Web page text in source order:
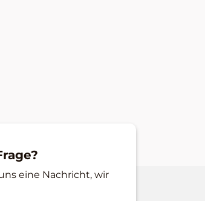
eine Nachricht, wir